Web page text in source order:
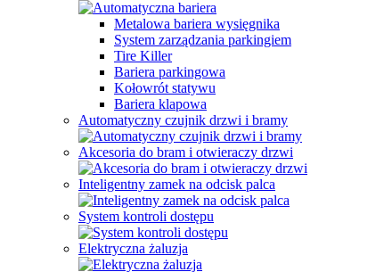
Metalowa bariera wysięgnika
System zarządzania parkingiem
Tire Killer
Bariera parkingowa
Kołowrót statywu
Bariera klapowa
Automatyczny czujnik drzwi i bramy
Akcesoria do bram i otwieraczy drzwi
Inteligentny zamek na odcisk palca
System kontroli dostępu
Elektryczna żaluzja